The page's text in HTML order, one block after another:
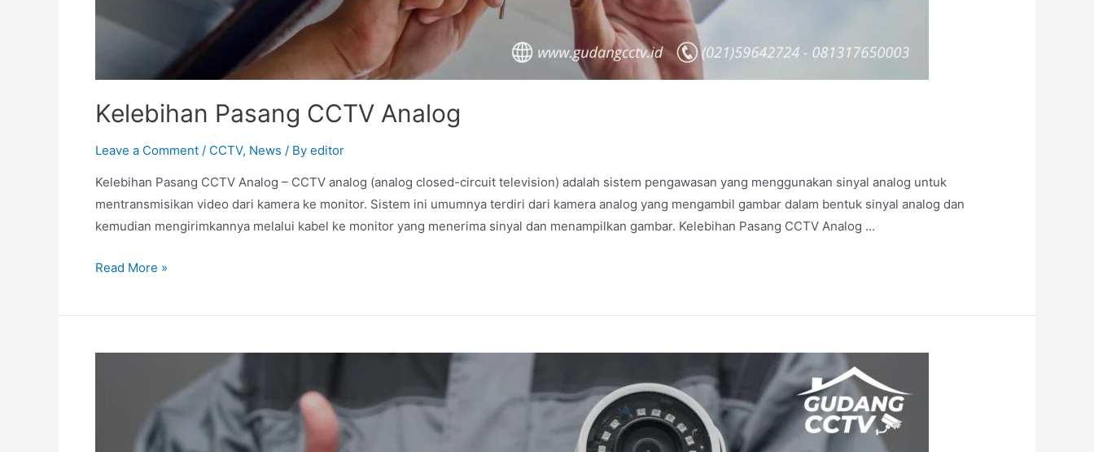
Kelebihan Pasang CCTV Analog
Leave a Comment / CCTV, News / By editor
Kelebihan Pasang CCTV Analog – CCTV analog (analog closed-circuit television) adalah sistem pengawasan yang menggunakan sinyal analog untuk
mentransmisikan video dari kamera ke monitor. Sistem ini umumnya terdiri dari kamera analog yang mengambil gambar dalam bentuk sinyal analog dan
kemudian mengirimkannya melalui kabel ke monitor yang menerima sinyal dan menampilkan gambar. Kelebihan Pasang CCTV Analog …
Read More »